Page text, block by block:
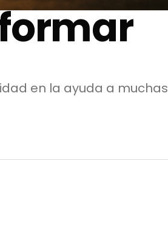
en la ayuda a muchas